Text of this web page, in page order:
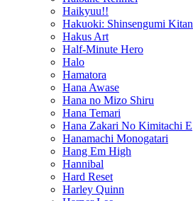
Haikyuu!!
Hakuoki: Shinsengumi Kitan
Hakus Art
Half-Minute Hero
Halo
Hamatora
Hana Awase
Hana no Mizo Shiru
Hana Temari
Hana Zakari No Kimitachi E
Hanamachi Monogatari
Hang Em High
Hannibal
Hard Reset
Harley Quinn